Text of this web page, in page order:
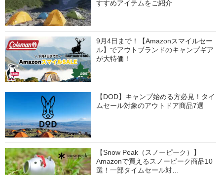
すすめアイテムをご紹介
9月4日まで！【Amazonスマイルセー
ル】でアウトブランドのキャンプギア
が大特価！
【DOD】キャンプ始める方必見！タイ
ムセール対象のアウトドア商品7選
【Snow Peak（スノーピーク）】
Amazonで買えるスノーピーク商品10
選！一部タイムセール対…